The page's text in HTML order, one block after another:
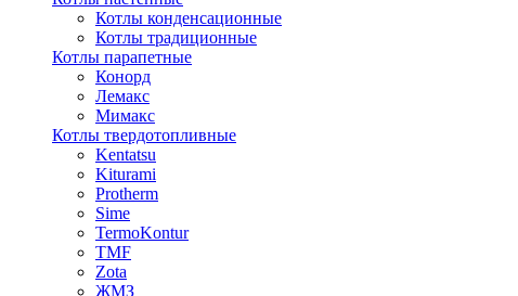
Котлы конденсационные
Котлы традиционные
Котлы парапетные
Конорд
Лемакс
Мимакс
Котлы твердотопливные
Kentatsu
Kiturami
Protherm
Sime
TermoKontur
TMF
Zota
ЖМЗ